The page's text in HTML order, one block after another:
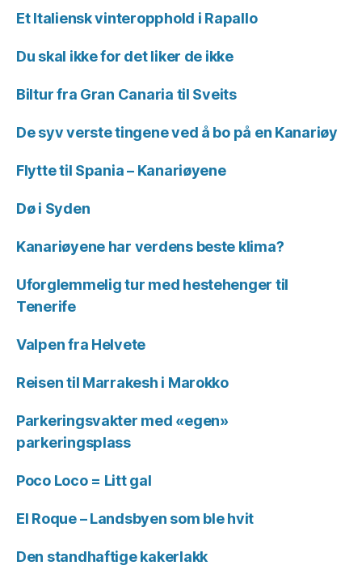
Et Italiensk vinteropphold i Rapallo
Du skal ikke for det liker de ikke
Biltur fra Gran Canaria til Sveits
De syv verste tingene ved å bo på en Kanariøy
Flytte til Spania – Kanariøyene
Dø i Syden
Kanariøyene har verdens beste klima?
Uforglemmelig tur med hestehenger til
Tenerife
Valpen fra Helvete
Reisen til Marrakesh i Marokko
Parkeringsvakter med «egen»
parkeringsplass
Poco Loco = Litt gal
El Roque – Landsbyen som ble hvit
Den standhaftige kakerlakk